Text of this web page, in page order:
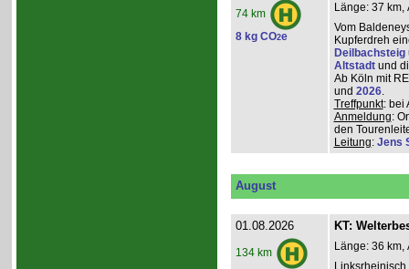
74 km
8 kg CO2e
Länge: 37 km,
Vom
Kupferdreh
Deilbachsteig
Altstadtund
Ab Köln mit
und 2026.
Treffpunkt: bei
Anmeldung:
den
Leitung: Jens
August
01.08.2026
134 km
KT:
Länge: 36 km,